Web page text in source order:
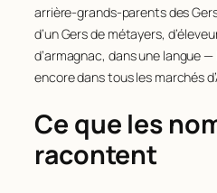
arrière-grands-parents des
d’un Gers de métayers,
d’armagnac, dans une langue
encore dans tous les marchés
Ce que les
racontent